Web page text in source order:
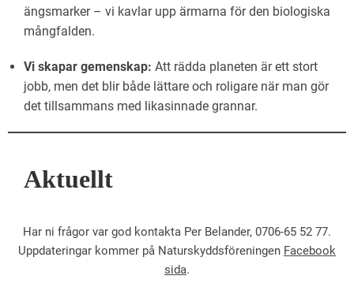
ängsmarker – vi kavlar upp ärmarna för den biologiska
mångfalden.
Vi skapar gemenskap: Att rädda planeten är ett stort
jobb, men det blir både lättare och roligare när man gör
det tillsammans med likasinnade grannar.
Aktuellt
Har ni frågor var god kontakta Per Belander, 0706-65 52 77.
Uppdateringar kommer på Naturskyddsföreningen Facebook
sida.